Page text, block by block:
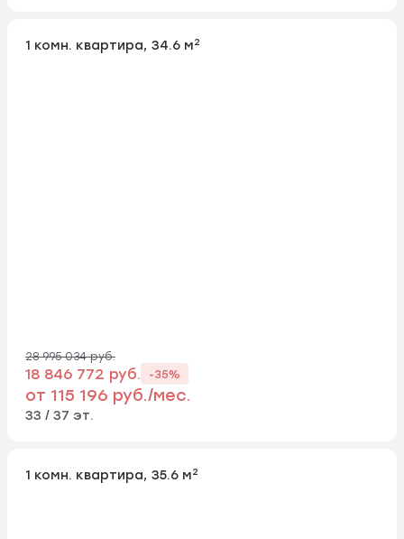
1 комн. квартира, 34.6 м2
28 995 034 руб.
18 846 772 руб. -35%
от 115 196 руб./мес.
33 / 37 эт.
1 комн. квартира, 35.6 м2